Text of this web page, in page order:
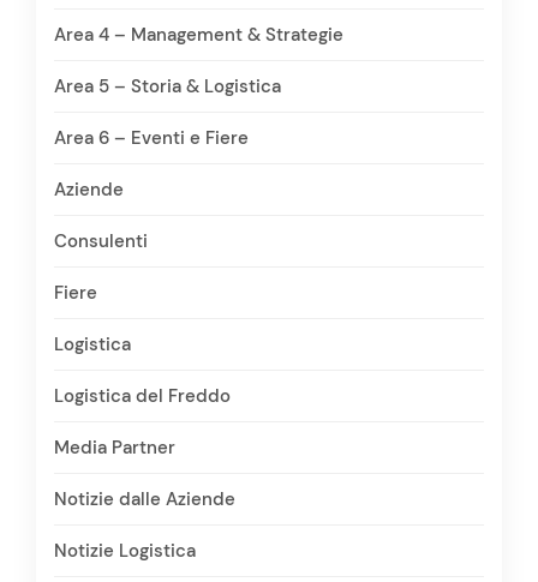
Area 4 – Management & Strategie
Area 5 – Storia & Logistica
Area 6 – Eventi e Fiere
Aziende
Consulenti
Fiere
Logistica
Logistica del Freddo
Media Partner
Notizie dalle Aziende
Notizie Logistica